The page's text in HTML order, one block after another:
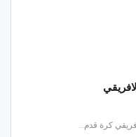
كرة قدم…